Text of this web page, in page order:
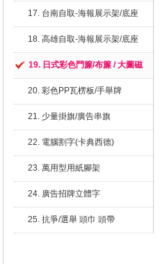
17. 台南自取-海報展示架/底座
18. 高雄自取-海報展示架/底座
19. 日式彩色門簾/布簾 / 大圖磁
20. 彩色PP瓦楞板/手舉牌
21. 少量掛旗/廣告串旗
22. 電腦割字(卡典西德)
23. 萬用型用紙腳架
24. 廣告招牌立體字
25. 抗爭/選舉 頭巾 頭帶